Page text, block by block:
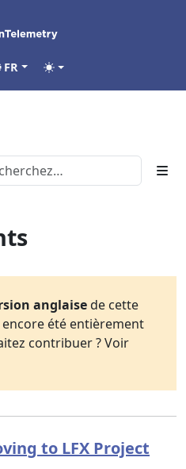
FR
anglaisede cette
encore été entièrement
contribuer ? Voir
to LFX Project